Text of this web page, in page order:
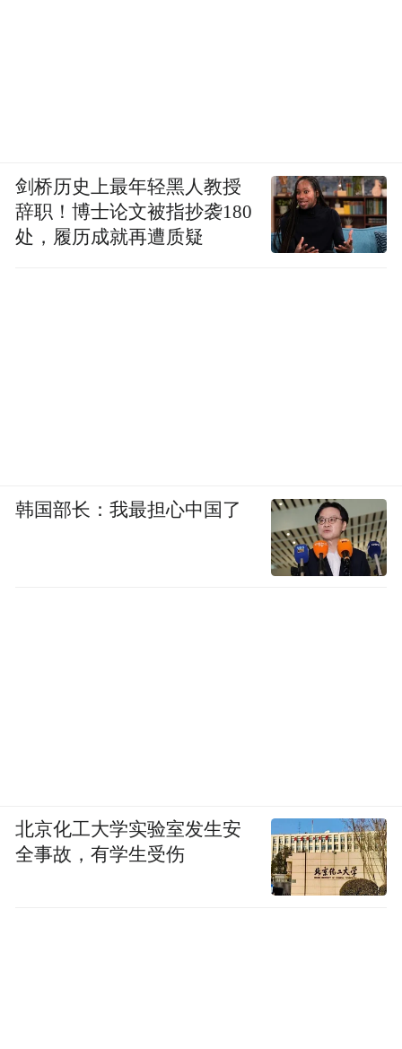
剑桥历史上最年轻黑人教授
辞职！博士论文被指抄袭180
处，履历成就再遭质疑
韩国部长：我最担心中国了
北京化工大学实验室发生安
全事故，有学生受伤